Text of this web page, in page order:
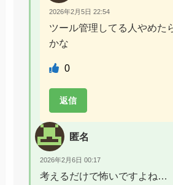
2026年2月5日 22:54
ツール管理してる人やめた
かな
0
返信
匿名
2026年2月6日 00:17
考えるだけで怖いですよね…